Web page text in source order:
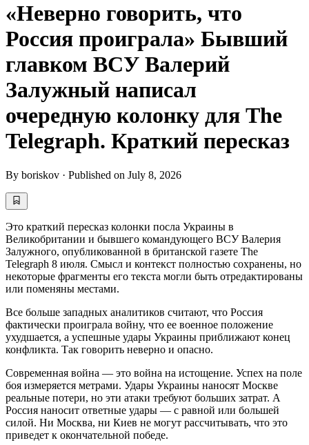
«Неверно говорить, что
Россия проиграла» Бывший
главком ВСУ Валерий
Залужный написал
очередную колонку для The
Telegraph. Краткий пересказ
By boriskov · Published on July 8, 2026
Это краткий пересказ колонки посла Украины в
Великобритании и бывшего командующего ВСУ Валерия
Залужного, опубликованной в британской газете The
Telegraph 8 июля. Смысл и контекст полностью сохранены, но
некоторые фрагменты его текста могли быть отредактированы
или поменяны местами.
Все больше западных аналитиков считают, что Россия
фактически проиграла войну, что ее военное положение
ухудшается, а успешные удары Украины приближают конец
конфликта. Так говорить неверно и опасно.
Современная война — это война на истощение. Успех на поле
боя измеряется метрами. Удары Украины наносят Москве
реальные потери, но эти атаки требуют больших затрат. А
Россия наносит ответные удары — с равной или большей
силой. Ни Москва, ни Киев не могут рассчитывать, что это
приведет к окончательной победе.